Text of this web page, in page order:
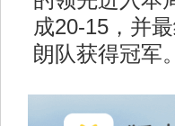
成20-15，并
朗队获得冠军。